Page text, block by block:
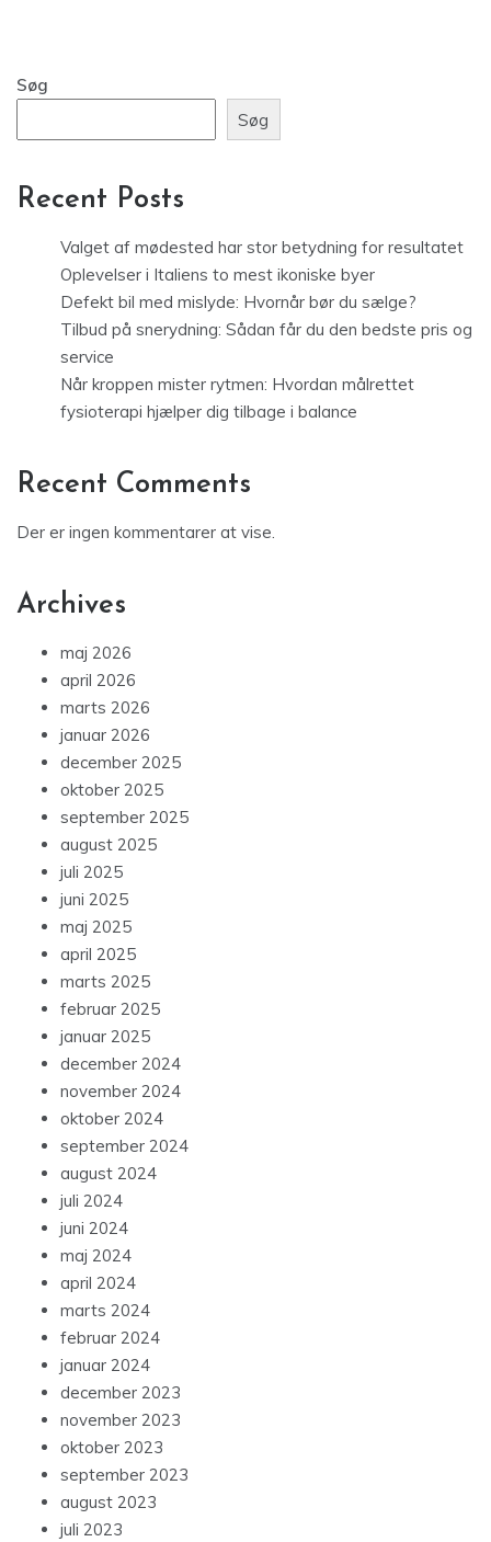
Søg
Søg
Recent Posts
Valget af mødested har stor betydning for resultatet
Oplevelser i Italiens to mest ikoniske byer
Defekt bil med mislyde: Hvornår bør du sælge?
Tilbud på snerydning: Sådan får du den bedste pris og
service
Når kroppen mister rytmen: Hvordan målrettet
fysioterapi hjælper dig tilbage i balance
Recent Comments
Der er ingen kommentarer at vise.
Archives
maj 2026
april 2026
marts 2026
januar 2026
december 2025
oktober 2025
september 2025
august 2025
juli 2025
juni 2025
maj 2025
april 2025
marts 2025
februar 2025
januar 2025
december 2024
november 2024
oktober 2024
september 2024
august 2024
juli 2024
juni 2024
maj 2024
april 2024
marts 2024
februar 2024
januar 2024
december 2023
november 2023
oktober 2023
september 2023
august 2023
juli 2023